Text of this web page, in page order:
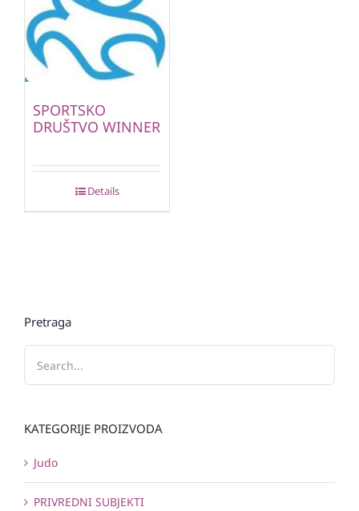
SPORTSKO
DRUŠTVO WINNER
Details
Pretraga
KATEGORIJE PROIZVODA
Judo
PRIVREDNI SUBJEKTI